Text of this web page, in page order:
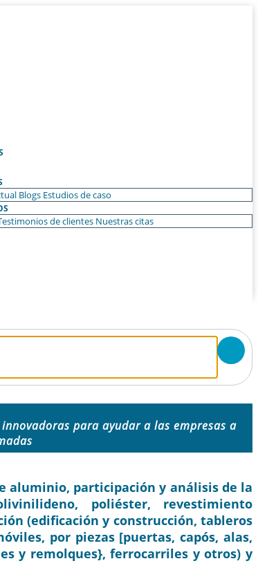
Blogs Estudios de caso
de clientes Nuestras citas
para ayudar a las empresas a
aluminio, participación y análisis de la
poliéster, revestimiento
(edificación y construcción, tableros
por piezas [puertas, capós, alas,
y remolques}, ferrocarriles y otros) y